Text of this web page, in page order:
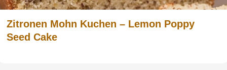
Zitronen Mohn Kuchen – Lemon Poppy
Seed Cake